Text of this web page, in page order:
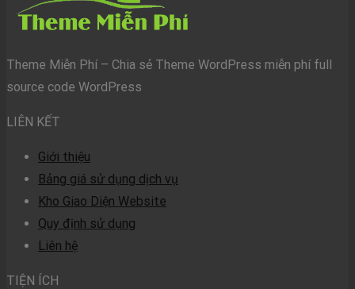
Theme Miễn Phí – Chia sẻ Theme WordPress miễn phí full
source code WordPress
LIÊN KẾT
Giới thiệu
Bảng giá sử dụng dịch vụ
Kho Giao Diện Website
Quy định sử dụng
Liên hệ
TIỆN ÍCH